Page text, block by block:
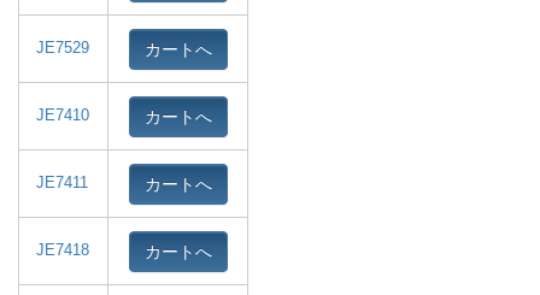
JE7529 カートへ
JE7410 カートへ
JE7411 カートへ
JE7418 カートへ